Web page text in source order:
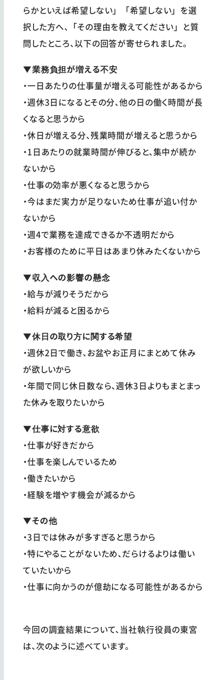
らかといえば希望しない」「希望しない」を選
択した方へ、「その理由を教えてください」と質
問したところ、以下の回答が寄せられました。
▼業務負担が増える不安
・一日あたりの仕事量が増える可能性があるから
・週休3日になるとその分、他の日の働く時間が長
くなると思うから
・休日が増える分、残業時間が増えると思うから
・1日あたりの就業時間が伸びると、集中が続か
ないから
・仕事の効率が悪くなると思うから
・今はまだ実力が足りないため仕事が追い付か
ないから
・週4で業務を達成できるか不透明だから
・お客様のために平日はあまり休みたくないから
▼収入への影響の懸念
・給与が減りそうだから
・給料が減ると困るから
▼休日の取り方に関する希望
・週休2日で働き、お盆やお正月にまとめて休み
が欲しいから
・年間で同じ休日数なら、週休3日よりもまとまっ
た休みを取りたいから
▼仕事に対する意欲
・仕事が好きだから
・仕事を楽しんでいるため
・働きたいから
・経験を増やす機会が減るから
▼その他
・3日では休みが多すぎると思うから
・特にやることがないため、だらけるよりは働い
ていたいから
・仕事に向かうのが億劫になる可能性があるから
今回の調査結果について、当社執行役員の東宮
は、次のように述べています。